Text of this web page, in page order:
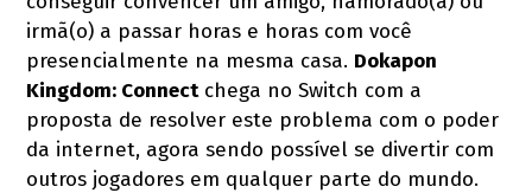
irmã(o) a passar horas e horas com você
presencialmente na mesma casa. Dokapon
Kingdom: Connectchega no Switch com a
proposta de resolver este problema com o poder
da internet, agora sendo possível se divertir com
outros jogadores em qualquer parte do mundo.